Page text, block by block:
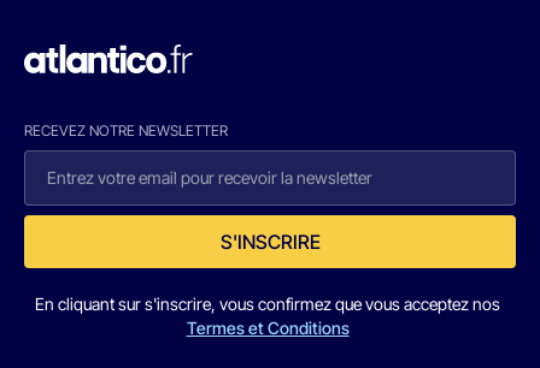
RECEVEZ NOTRE NEWSLETTER
S'INSCRIRE
En cliquant sur s'inscrire, vous confirmez que vous acceptez nos
Termes et Conditions